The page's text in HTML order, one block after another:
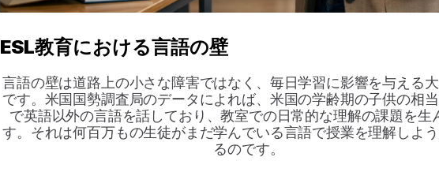
ESL教育における言語の壁
言語の壁は道路上の小さな障害ではなく、毎日学習に影響を与える
です。米国国勢調査局のデータによれば、米国の学齢期の子供の相
で英語以外の言語を話しており、教室での日常的な理解の課題を生
す。それは何百万もの生徒がまだ学んでいる言語で授業を理解しよ
るのです。